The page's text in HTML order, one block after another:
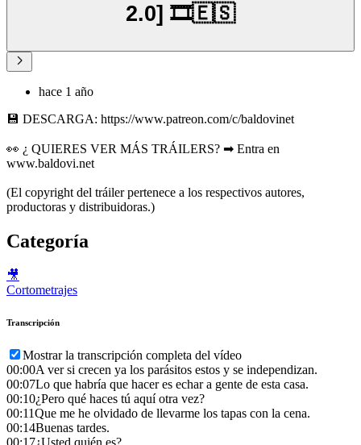
2.0] 🎞️🇪🇸
hace 1 año
💾 DESCARGA: https://www.patreon.com/c/baldovinet
👀 ¿ QUIERES VER MÁS TRÁILERS? ➡ Entra en
www.baldovi.net
(El copyright del tráiler pertenece a los respectivos autores,
productoras y distribuidoras.)
Categoría
🎥
Cortometrajes
Transcripción
Mostrar la transcripción completa del vídeo
00:00A ver si crecen ya los parásitos estos y se independizan.
00:07Lo que habría que hacer es echar a gente de esta casa.
00:10¿Pero qué haces tú aquí otra vez?
00:11Que me he olvidado de llevarme los tapas con la cena.
00:14Buenas tardes.